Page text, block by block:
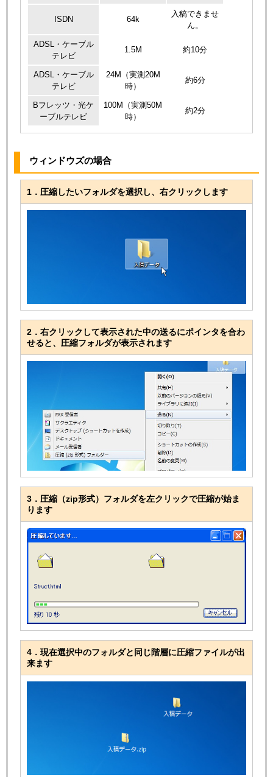
ISDN 64k
入稿できませ
ん。
ADSL・ケーブル
テレビ
1.5M 約10分
ADSL・ケーブル
テレビ
24M（実測20M
時）
約6分
Bフレッツ・光ケ
ーブルテレビ
100M（実測50M
時）
約2分
ウィンドウズの場合
1．圧縮したいフォルダを選択し、右クリックします
2．右クリックして表示された中の送るにポインタを合わ
せると、圧縮フォルダが表示されます
3．圧縮（zip形式）フォルダを左クリックで圧縮が始ま
ります
4．現在選択中のフォルダと同じ階層に圧縮ファイルが出
来ます